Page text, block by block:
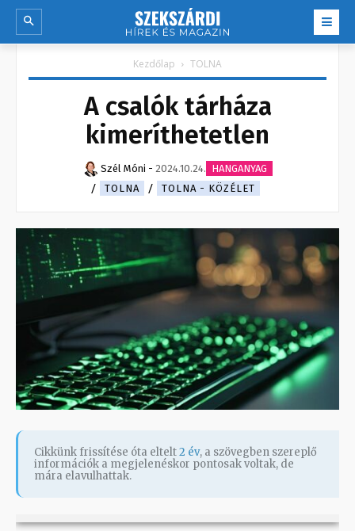
Kezdőlap TOLNA
A csalók tárháza
kimeríthetetlen
Szél Móni - 2024.10.24. HANGANYAG
TOLNA
TOLNA - KÖZÉLET
Cikkünk frissítése óta eltelt2 év, a szövegben szereplő
információk a megjelenéskor pontosak voltak, de
mára elavulhattak.